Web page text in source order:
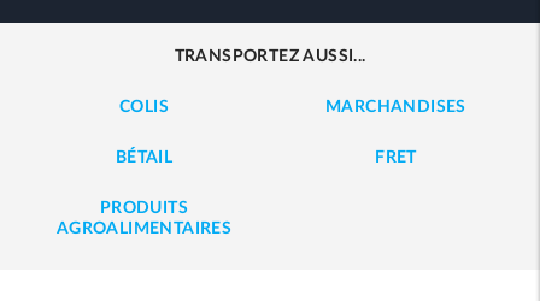
TRANSPORTEZ AUSSI...
COLIS MARCHANDISES
BÉTAIL FRET
PRODUITS
AGROALIMENTAIRES